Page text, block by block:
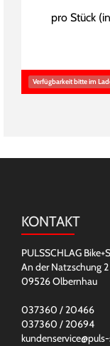
pro Stück
Verfügbarkeit bitte im
KONTAKT
PULSSCHLAG
An der Natzschung 2
09526 Olbernhau
037360 / 20466
037360 / 20694